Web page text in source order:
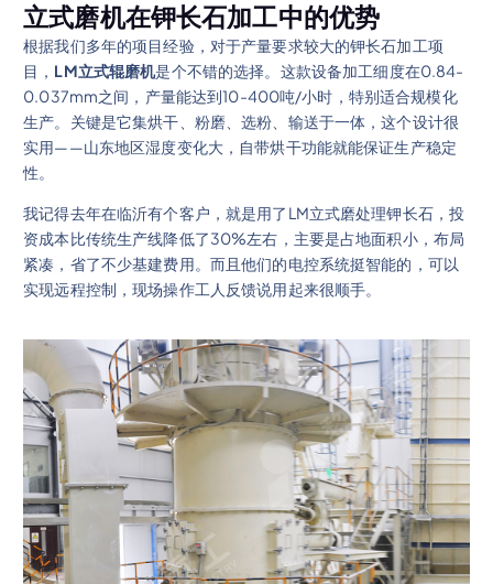
立式磨机在钾长石加工中的优势
根据我们多年的项目经验，对于产量要求较大的钾长石加工项
目， LM立式辊磨机是个不错的选择。这款设备加工细度在0.84-
0.037mm之间，产量能达到10-400吨/小时，特别适合规模化
生产。关键是它集烘干、粉磨、选粉、输送于一体，这个设计很
实用——山东地区湿度变化大，自带烘干功能就能保证生产稳定
性。
我记得去年在临沂有个客户，就是用了LM立式磨处理钾长石，投
资成本比传统生产线降低了30%左右，主要是占地面积小，布局
紧凑，省了不少基建费用。而且他们的电控系统挺智能的，可以
实现远程控制，现场操作工人反馈说用起来很顺手。